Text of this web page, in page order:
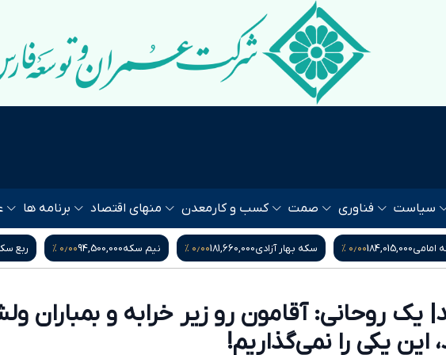
سیاست فناوری صمت کسب و کار معدن منهای اقتصاد برنامه ها
امامی184,015,000۰٫۰۰ % سکه بهار آزادی181,660,000۰٫۰۰ % نیم سکه94,500,000۰٫۰۰ % ربع
یک روحانی: آقامون رو زیر خرابه و بمباران
این یکی را نمی‌گذاریم!